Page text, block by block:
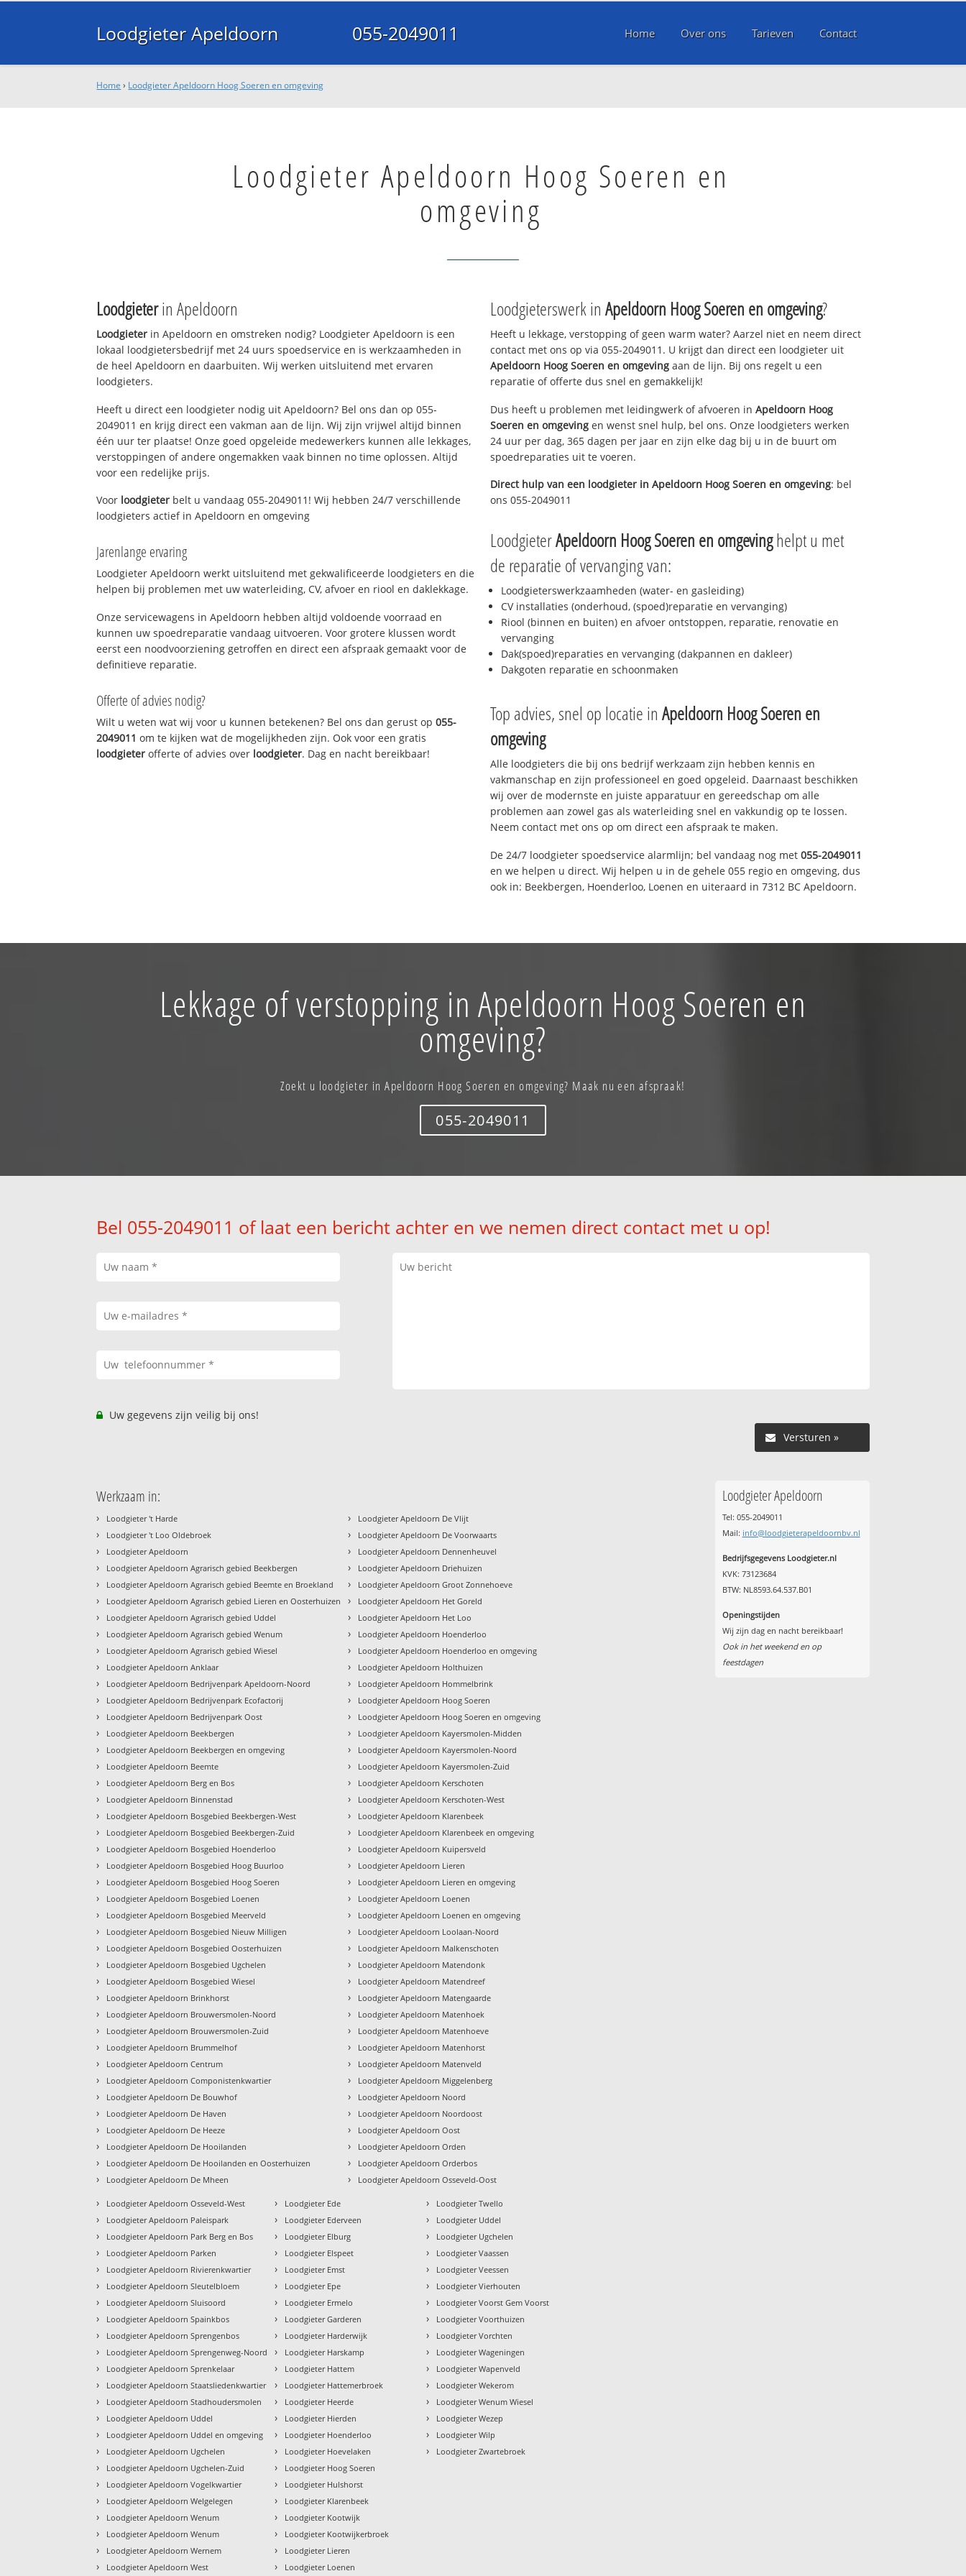
Loodgieter Apeldoorn 055-2049011 Home Over ons Tarieven Contact
Home › Loodgieter Apeldoorn Hoog Soeren en omgeving
Loodgieter Apeldoorn Hoog Soeren en
omgeving
Loodgieterin Apeldoorn
Loodgieter in Apeldoorn en omstreken nodig? Loodgieter Apeldoorn is een
lokaal loodgietersbedrijf met 24 uurs spoedservice en is werkzaamheden in
de heel Apeldoorn en daarbuiten. Wij werken uitsluitend met ervaren
loodgieters.
Heeft u direct een loodgieter nodig uit Apeldoorn? Bel ons dan op 055-
2049011 en krijg direct een vakman aan de lijn. Wij zijn vrijwel altijd binnen
één uur ter plaatse! Onze goed opgeleide medewerkers kunnen alle lekkages,
verstoppingen of andere ongemakken vaak binnen no time oplossen. Altijd
voor een redelijke prijs.
Voor loodgieter belt u vandaag 055-2049011! Wij hebben 24/7 verschillende
loodgieters actief in Apeldoorn en omgeving
Jarenlange ervaring
Loodgieter Apeldoorn werkt uitsluitend met gekwalificeerde loodgieters en die
helpen bij problemen met uw waterleiding, CV, afvoer en riool en daklekkage.
Onze servicewagens in Apeldoorn hebben altijd voldoende voorraad en
kunnen uw spoedreparatie vandaag uitvoeren. Voor grotere klussen wordt
eerst een noodvoorziening getroffen en direct een afspraak gemaakt voor de
definitieve reparatie.
Offerte of advies nodig?
Wilt u weten wat wij voor u kunnen betekenen? Bel ons dan gerust op055-
2049011 om te kijken wat de mogelijkheden zijn. Ook voor een gratis
loodgieter offerte of advies over loodgieter. Dag en nacht bereikbaar!
Loodgieterswerk in Apeldoorn Hoog Soeren en omgeving?
Heeft u lekkage, verstopping of geen warm water? Aarzel niet en neem direct
contact met ons op via 055-2049011. U krijgt dan direct een loodgieter uit
Apeldoorn Hoog Soeren en omgeving aan de lijn. Bij ons regelt u een
reparatie of offerte dus snel en gemakkelijk!
Dus heeft u problemen met leidingwerk of afvoeren in Apeldoorn Hoog
Soeren en omgeving en wenst snel hulp, bel ons. Onze loodgieters werken
24 uur per dag, 365 dagen per jaar en zijn elke dag bij u in de buurt om
spoedreparaties uit te voeren.
Direct hulp van een loodgieter in Apeldoorn Hoog Soeren en omgeving: bel
ons 055-2049011
LoodgieterApeldoorn Hoog Soeren en omgevinghelpt u met
de reparatie of vervanging van:
Loodgieterswerkzaamheden (water- en gasleiding)
CV installaties (onderhoud, (spoed)reparatie en vervanging)
Riool (binnen en buiten) en afvoer ontstoppen, reparatie, renovatie en
vervanging
Dak(spoed)reparaties en vervanging (dakpannen en dakleer)
Dakgoten reparatie en schoonmaken
Top advies, snel op locatie in Apeldoorn Hoog Soeren en
omgeving
Alle loodgieters die bij ons bedrijf werkzaam zijn hebben kennis en
vakmanschap en zijn professioneel en goed opgeleid. Daarnaast beschikken
wij over de modernste en juiste apparatuur en gereedschap om alle
problemen aan zowel gas als waterleiding snel en vakkundig op te lossen.
Neem contact met ons op om direct een afspraak te maken.
De 24/7 loodgieter spoedservice alarmlijn; bel vandaag nog met 055-2049011
en we helpen u direct. Wij helpen u in de gehele 055 regio en omgeving, dus
ook in: Beekbergen, Hoenderloo, Loenen en uiteraard in 7312 BC Apeldoorn.
Lekkage of verstopping in Apeldoorn Hoog Soeren en
omgeving?
Zoekt u loodgieter in Apeldoorn Hoog Soeren en omgeving? Maak nu een afspraak!
055-2049011
Bel 055-2049011 of laat een bericht achter en we nemen direct contact met u op!
Uw gegevens zijn veilig bij ons!
Versturen »
Werkzaam in:
› Loodgieter 't Harde
› Loodgieter 't Loo Oldebroek
› Loodgieter Apeldoorn
› Loodgieter Apeldoorn Agrarisch gebied Beekbergen
› Loodgieter Apeldoorn Agrarisch gebied Beemte en Broekland
› Loodgieter Apeldoorn Agrarisch gebied Lieren en Oosterhuizen
› Loodgieter Apeldoorn Agrarisch gebied Uddel
› Loodgieter Apeldoorn Agrarisch gebied Wenum
› Loodgieter Apeldoorn Agrarisch gebied Wiesel
› Loodgieter Apeldoorn Anklaar
› Loodgieter Apeldoorn Bedrijvenpark Apeldoorn-Noord
› Loodgieter Apeldoorn Bedrijvenpark Ecofactorij
› Loodgieter Apeldoorn Bedrijvenpark Oost
› Loodgieter Apeldoorn Beekbergen
› Loodgieter Apeldoorn Beekbergen en omgeving
› Loodgieter Apeldoorn Beemte
› Loodgieter Apeldoorn Berg en Bos
› Loodgieter Apeldoorn Binnenstad
› Loodgieter Apeldoorn Bosgebied Beekbergen-West
› Loodgieter Apeldoorn Bosgebied Beekbergen-Zuid
› Loodgieter Apeldoorn Bosgebied Hoenderloo
› Loodgieter Apeldoorn Bosgebied Hoog Buurloo
› Loodgieter Apeldoorn Bosgebied Hoog Soeren
› Loodgieter Apeldoorn Bosgebied Loenen
› Loodgieter Apeldoorn Bosgebied Meerveld
› Loodgieter Apeldoorn Bosgebied Nieuw Milligen
› Loodgieter Apeldoorn Bosgebied Oosterhuizen
› Loodgieter Apeldoorn Bosgebied Ugchelen
› Loodgieter Apeldoorn Bosgebied Wiesel
› Loodgieter Apeldoorn Brinkhorst
› Loodgieter Apeldoorn Brouwersmolen-Noord
› Loodgieter Apeldoorn Brouwersmolen-Zuid
› Loodgieter Apeldoorn Brummelhof
› Loodgieter Apeldoorn Centrum
› Loodgieter Apeldoorn Componistenkwartier
› Loodgieter Apeldoorn De Bouwhof
› Loodgieter Apeldoorn De Haven
› Loodgieter Apeldoorn De Heeze
› Loodgieter Apeldoorn De Hooilanden
› Loodgieter Apeldoorn De Hooilanden en Oosterhuizen
› Loodgieter Apeldoorn De Mheen
› Loodgieter Apeldoorn De Vlijt
› Loodgieter Apeldoorn De Voorwaarts
› Loodgieter Apeldoorn Dennenheuvel
› Loodgieter Apeldoorn Driehuizen
› Loodgieter Apeldoorn Groot Zonnehoeve
› Loodgieter Apeldoorn Het Goreld
› Loodgieter Apeldoorn Het Loo
› Loodgieter Apeldoorn Hoenderloo
› Loodgieter Apeldoorn Hoenderloo en omgeving
› Loodgieter Apeldoorn Holthuizen
› Loodgieter Apeldoorn Hommelbrink
› Loodgieter Apeldoorn Hoog Soeren
› Loodgieter Apeldoorn Hoog Soeren en omgeving
› Loodgieter Apeldoorn Kayersmolen-Midden
› Loodgieter Apeldoorn Kayersmolen-Noord
› Loodgieter Apeldoorn Kayersmolen-Zuid
› Loodgieter Apeldoorn Kerschoten
› Loodgieter Apeldoorn Kerschoten-West
› Loodgieter Apeldoorn Klarenbeek
› Loodgieter Apeldoorn Klarenbeek en omgeving
› Loodgieter Apeldoorn Kuipersveld
› Loodgieter Apeldoorn Lieren
› Loodgieter Apeldoorn Lieren en omgeving
› Loodgieter Apeldoorn Loenen
› Loodgieter Apeldoorn Loenen en omgeving
› Loodgieter Apeldoorn Loolaan-Noord
› Loodgieter Apeldoorn Malkenschoten
› Loodgieter Apeldoorn Matendonk
› Loodgieter Apeldoorn Matendreef
› Loodgieter Apeldoorn Matengaarde
› Loodgieter Apeldoorn Matenhoek
› Loodgieter Apeldoorn Matenhoeve
› Loodgieter Apeldoorn Matenhorst
› Loodgieter Apeldoorn Matenveld
› Loodgieter Apeldoorn Miggelenberg
› Loodgieter Apeldoorn Noord
› Loodgieter Apeldoorn Noordoost
› Loodgieter Apeldoorn Oost
› Loodgieter Apeldoorn Orden
› Loodgieter Apeldoorn Orderbos
› Loodgieter Apeldoorn Osseveld-Oost
› Loodgieter Apeldoorn Osseveld-West
› Loodgieter Apeldoorn Paleispark
› Loodgieter Apeldoorn Park Berg en Bos
› Loodgieter Apeldoorn Parken
› Loodgieter Apeldoorn Rivierenkwartier
› Loodgieter Apeldoorn Sleutelbloem
› Loodgieter Apeldoorn Sluisoord
› Loodgieter Apeldoorn Spainkbos
› Loodgieter Apeldoorn Sprengenbos
› Loodgieter Apeldoorn Sprengenweg-Noord
› Loodgieter Apeldoorn Sprenkelaar
› Loodgieter Apeldoorn Staatsliedenkwartier
› Loodgieter Apeldoorn Stadhoudersmolen
› Loodgieter Apeldoorn Uddel
› Loodgieter Apeldoorn Uddel en omgeving
› Loodgieter Apeldoorn Ugchelen
› Loodgieter Apeldoorn Ugchelen-Zuid
› Loodgieter Apeldoorn Vogelkwartier
› Loodgieter Apeldoorn Welgelegen
› Loodgieter Apeldoorn Wenum
› Loodgieter Apeldoorn Wenum
› Loodgieter Apeldoorn Wernem
› Loodgieter Apeldoorn West
› Loodgieter Ede
› Loodgieter Ederveen
› Loodgieter Elburg
› Loodgieter Elspeet
› Loodgieter Emst
› Loodgieter Epe
› Loodgieter Ermelo
› Loodgieter Garderen
› Loodgieter Harderwijk
› Loodgieter Harskamp
› Loodgieter Hattem
› Loodgieter Hattemerbroek
› Loodgieter Heerde
› Loodgieter Hierden
› Loodgieter Hoenderloo
› Loodgieter Hoevelaken
› Loodgieter Hoog Soeren
› Loodgieter Hulshorst
› Loodgieter Klarenbeek
› Loodgieter Kootwijk
› Loodgieter Kootwijkerbroek
› Loodgieter Lieren
› Loodgieter Loenen
› Loodgieter Twello
› Loodgieter Uddel
› Loodgieter Ugchelen
› Loodgieter Vaassen
› Loodgieter Veessen
› Loodgieter Vierhouten
› Loodgieter Voorst Gem Voorst
› Loodgieter Voorthuizen
› Loodgieter Vorchten
› Loodgieter Wageningen
› Loodgieter Wapenveld
› Loodgieter Wekerom
› Loodgieter Wenum Wiesel
› Loodgieter Wezep
› Loodgieter Wilp
› Loodgieter Zwartebroek
Loodgieter Apeldoorn
Tel: 055-2049011
Mail: info@loodgieterapeldoornbv.nl
Bedrijfsgegevens Loodgieter.nl
KVK: 73123684
BTW: NL8593.64.537.B01
Openingstijden
Wij zijn dag en nacht bereikbaar!
Ook in het weekend en op
feestdagen